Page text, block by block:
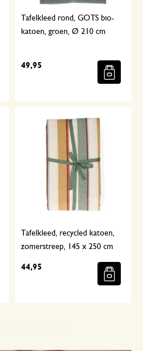
Tafelkleed rond, GOTS bio-
katoen, groen, Ø 210 cm
49,95
Tafelkleed, recycled katoen,
zomerstreep, 145 x 250 cm
44,95